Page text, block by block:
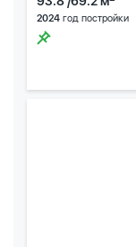
2024 год постройки